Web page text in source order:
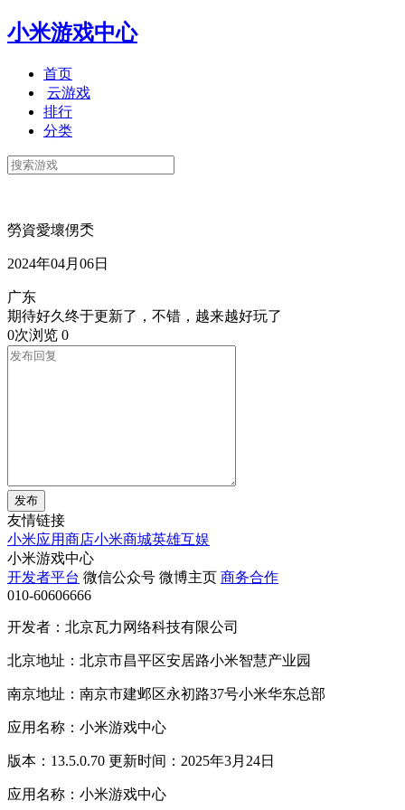
小米游戏中心
首页
云游戏
排行
分类
勞資愛壞侽秂
2024年04月06日
广东
期待好久终于更新了，不错，越来越好玩了‌
0次浏览 0
发布
友情链接
小米应用商店小米商城英雄互娱
小米游戏中心
开发者平台 微信公众号 微博主页 商务合作
010-60606666
开发者：北京瓦力网络科技有限公司
北京地址：北京市昌平区安居路小米智慧产业园
南京地址：南京市建邺区永初路37号小米华东总部
应用名称：小米游戏中心
版本：13.5.0.70 更新时间：2025年3月24日
应用名称：小米游戏中心